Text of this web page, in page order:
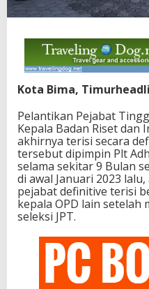
Kota Bima,
Pelantikan Pejabat
Kepala Badan Riset dan
akhirnya terisi secara
tersebut dipimpin Plt
selama sekitar 9 Bulan
di awal Januari 2023
pejabat definitive terisi
kepala OPD lain setelah
seleksi JPT.